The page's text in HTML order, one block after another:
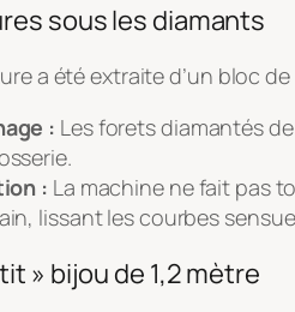
sous les diamants
a été extraite d’un bloc
: Les forets diamantés
: La machine ne fait pas
lissant les courbes
» bijou de 1,2 mètre